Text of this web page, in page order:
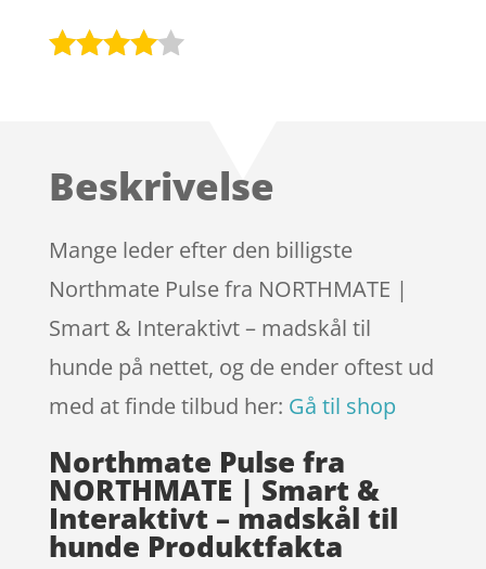
på
ømmels
er
Beskrivelse
Mange leder efter den billigste
Northmate Pulse fra NORTHMATE |
Smart & Interaktivt – madskål til
hunde på nettet, og de ender oftest ud
med at finde tilbud her: Gå til shop
Northmate Pulse fra
NORTHMATE | Smart &
Interaktivt – madskål til
hunde Produktfakta